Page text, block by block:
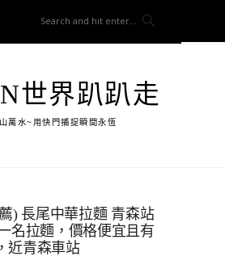
世界趴趴走
萬水~用快門捕捉瞬間永恆
) 長尾中華拉麵 青森站
名拉麵，價格便宜且有
近青森車站